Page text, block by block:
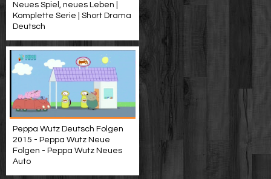
Neues Spiel, neues Leben |
Komplette Serie | Short Drama
Deutsch
Peppa Wutz Deutsch Folgen
2015 - Peppa Wutz Neue
Folgen - Peppa Wutz Neues
Auto